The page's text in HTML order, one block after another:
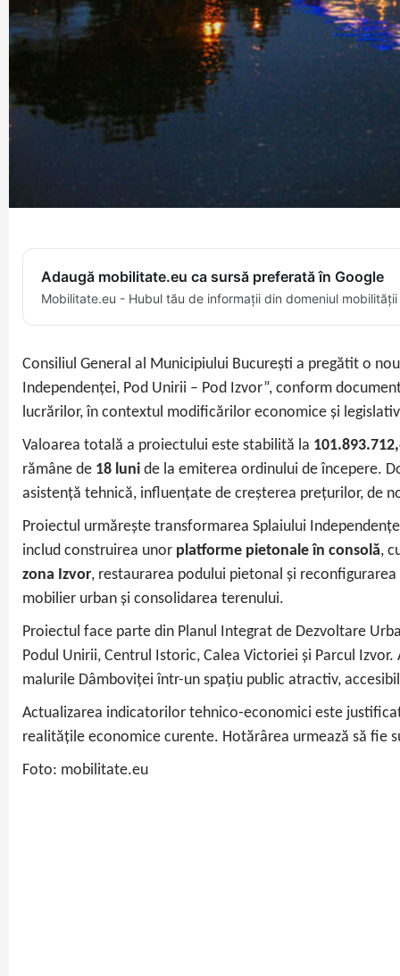
Adaugă mobilitate.eu ca sursă preferată în Google
Mobilitate.eu - Hubul tău de informații din domeniul mobilității
Consiliul General al Municipiului București a pregătit o
Independenței, Pod Unirii – Pod Izvor”, conform
lucrărilor, în contextul modificărilor economice și
Valoarea totală a proiectului este stabilită la
rămâne de 18 luni de la emiterea ordinului de începere.
asistență tehnică, influențate de creșterea prețurilor, de
Proiectul urmărește transformarea Splaiului
includ construirea unor platforme pietonale în consolă,
zona Izvor, restaurarea podului pietonal și
mobilier urban și consolidarea terenului.
Proiectul face parte din Planul Integrat de Dezvoltare
Podul Unirii, Centrul Istoric, Calea Victoriei și Parcul
malurile Dâmboviței într-un spațiu public atractiv,
Actualizarea indicatorilor tehnico‑economici este
realitățile economice curente. Hotărârea urmează să fie
Foto: mobilitate.eu